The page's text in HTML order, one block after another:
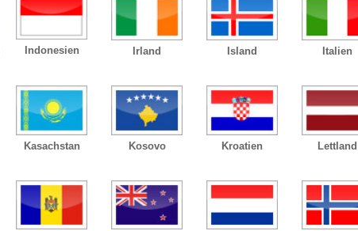
Indonesien Irland Island Italien
Kasachstan Kosovo Kroatien Lettland